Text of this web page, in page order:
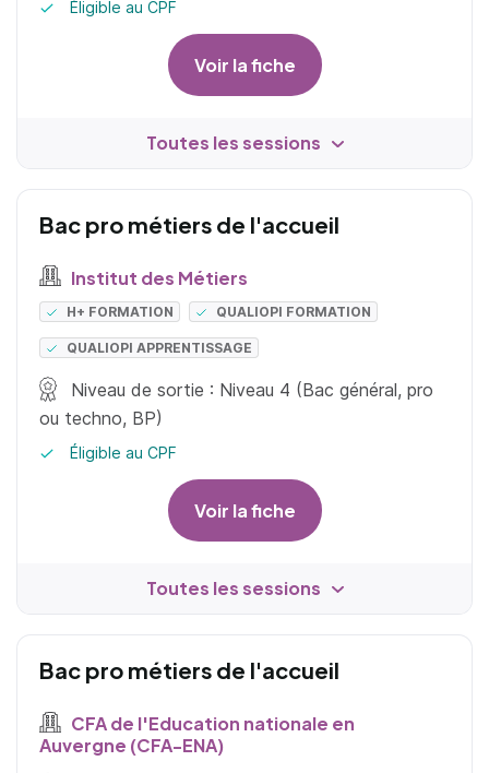
Éligible au CPF
Voir la fiche
Toutes les sessions
Bac pro métiers de l'accueil
Institut des Métiers
H+ FORMATION QUALIOPI FORMATION
QUALIOPI APPRENTISSAGE
Niveau de sortie : Niveau 4 (Bac général, pro
ou techno, BP)
Éligible au CPF
Voir la fiche
Toutes les sessions
Bac pro métiers de l'accueil
CFA de l'Education nationale en
Auvergne (CFA-ENA)